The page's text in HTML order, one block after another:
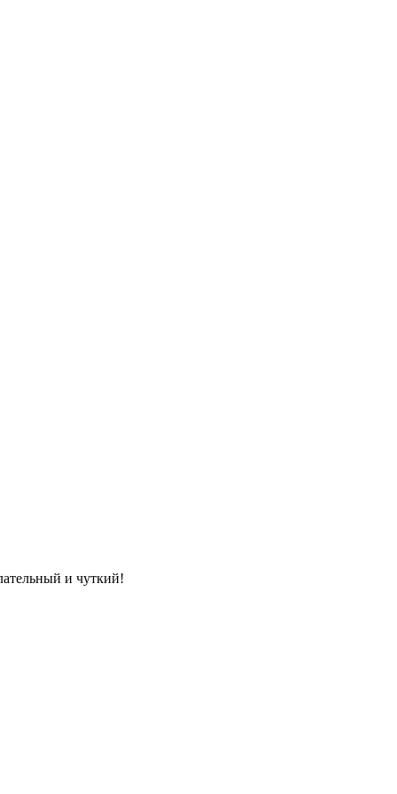
и чуткий!